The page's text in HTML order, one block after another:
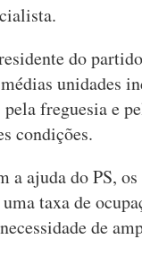
do
unidades
freguesia e
condições.
a ajuda do PS,
taxa de
de